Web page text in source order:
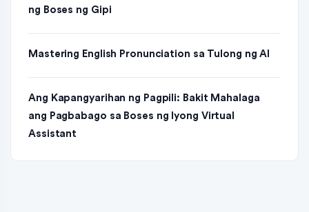
ng Boses ng Gipi
Mastering English Pronunciation sa Tulong ng AI
Ang Kapangyarihan ng Pagpili: Bakit Mahalaga
ang Pagbabago sa Boses ng Iyong Virtual
Assistant